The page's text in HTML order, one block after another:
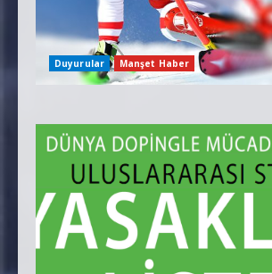
Duyurular Manşet Haber